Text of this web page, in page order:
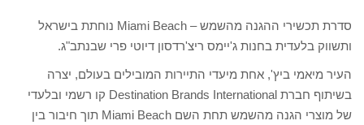
סדרת תכשירי ההגנה מהשמש – Miami Beach נוחתת בישראל
ותשווק בלעדית בחנות ג'יימס ריצ'רדסון דיוטי פרי שבנתב"ג.
העיר מיאמי ביץ', אחת מיעדי התיירות המובילים בעולם, יצרה
בשיתוף חברת Destination Brands International קו רשמי ובלעדי
של מוצרי הגנה מהשמש תחת השם Miami Beach תוך חיבור בין